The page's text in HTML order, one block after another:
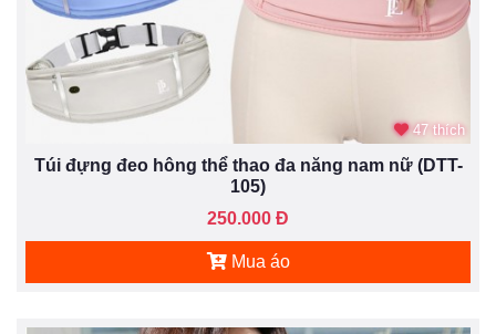
47 thích
Túi đựng đeo hông thể thao đa năng nam nữ (DTT-
105)
250.000 Đ
Mua áo